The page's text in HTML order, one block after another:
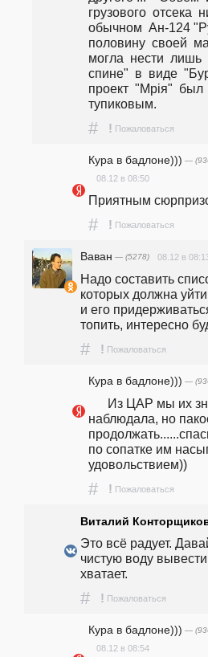
грузового  отсека
обычном  Ан-124
половину  своей
могла  нести  лишь
спине"  в  виде
проект  "Мрія"
тупиковым.
# ! Пожаловаться
Кура в бадлоне))) —
08.12 в 08:50
Приятным
# ! Пожаловаться
Ваван — (5278) 08.12 в
Надо составить
которых должна
и его
топить, интересно
# ! Пожаловаться
Кура в бадлоне))) —
наблюдала, но
по сопатке им
удовольствием))
# ! Пожаловаться
Виталий
Это всё радует.
чистую воду
хватает.
# ! Пожаловаться
Кура в бадлоне))) —
08.12 в 08:54